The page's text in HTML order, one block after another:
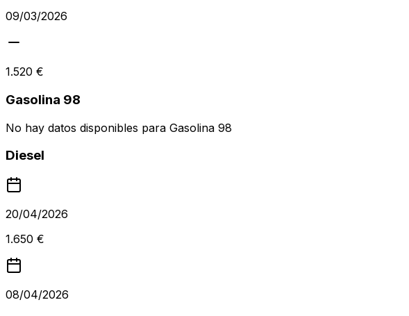
09/03/2026
1.520 €
Gasolina 98
No hay datos disponibles para Gasolina 98
Diesel
20/04/2026
1.650 €
08/04/2026